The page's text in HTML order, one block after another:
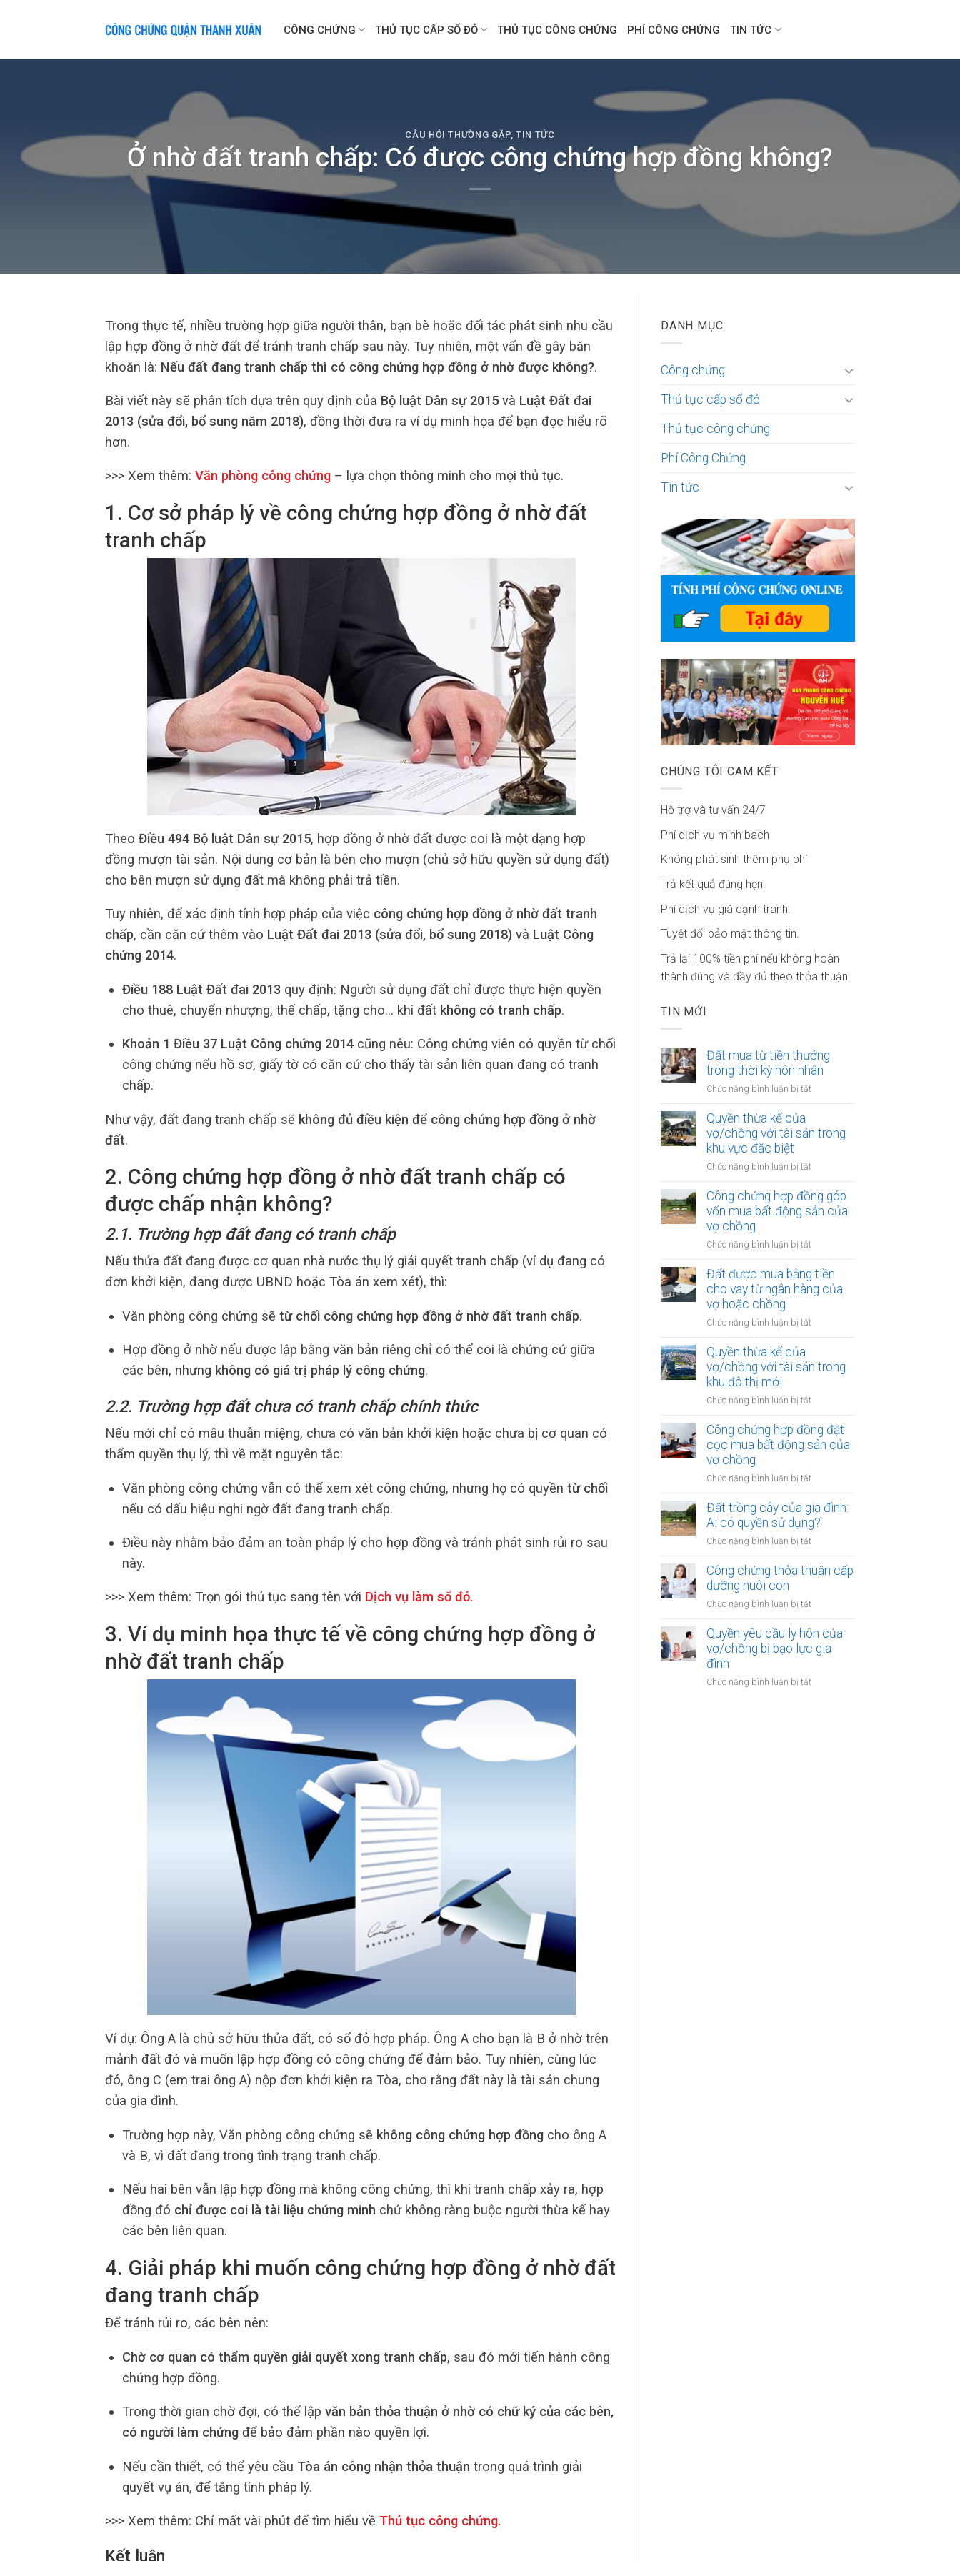
CÔNG CHỨNG THỦ TỤC CẤP SỔ ĐỎ THỦ TỤC CÔNG CHỨNG PHÍ CÔNG CHỨNG TIN TỨC
CÂU HỎI THƯỜNG GẶP,TIN TỨC
Ở nhờ đất tranh chấp: Có được công chứng hợp đồng không?
Trong thực tế, nhiều trường hợp giữa người thân, bạn bè hoặc đối tác phát sinh nhu cầu
lập hợp đồng ở nhờ đất để tránh tranh chấp sau này. Tuy nhiên, một vấn đề gây băn
khoăn là: Nếu đất đang tranh chấp thì có công chứng hợp đồng ở nhờ được không?.
Bài viết này sẽ phân tích dựa trên quy định của Bộ luật Dân sự 2015và Luật Đất đai
2013 (sửa đổi, bổ sung năm 2018), đồng thời đưa ra ví dụ minh họa để bạn đọc hiểu rõ
hơn.
>>> Xem thêm: Văn phòng công chứng – lựa chọn thông minh cho mọi thủ tục.
1. Cơ sở pháp lý về công chứng hợp đồng ở nhờ đất
tranh chấp
Theo Điều 494 Bộ luật Dân sự 2015, hợp đồng ở nhờ đất được coi là một dạng hợp
đồng mượn tài sản. Nội dung cơ bản là bên cho mượn (chủ sở hữu quyền sử dụng đất)
cho bên mượn sử dụng đất mà không phải trả tiền.
Tuy nhiên, để xác định tính hợp pháp của việc công chứng hợp đồng ở nhờ đất tranh
chấp, cần căn cứ thêm vào Luật Đất đai 2013 (sửa đổi, bổ sung 2018) và Luật Công
chứng 2014.
Điều 188 Luật Đất đai 2013quy định: Người sử dụng đất chỉ được thực hiện quyền
cho thuê, chuyển nhượng, thế chấp, tặng cho… khi đất không có tranh chấp.
Khoản 1 Điều 37 Luật Công chứng 2014cũng nêu: Công chứng viên có quyền từ chối
công chứng nếu hồ sơ, giấy tờ có căn cứ cho thấy tài sản liên quan đang có tranh
chấp.
Như vậy, đất đang tranh chấp sẽ không đủ điều kiện để công chứng hợp đồng ở nhờ
đất.
2. Công chứng hợp đồng ở nhờ đất tranh chấp có
được chấp nhận không?
2.1. Trường hợp đất đang có tranh chấp
Nếu thửa đất đang được cơ quan nhà nước thụ lý giải quyết tranh chấp (ví dụ đang có
đơn khởi kiện, đang được UBND hoặc Tòa án xem xét), thì:
Văn phòng công chứng sẽ từ chối công chứng hợp đồng ở nhờ đất tranh chấp.
Hợp đồng ở nhờ nếu được lập bằng văn bản riêng chỉ có thể coi là chứng cứ giữa
các bên, nhưng không có giá trị pháp lý công chứng.
2.2. Trường hợp đất chưa có tranh chấp chính thức
Nếu mới chỉ có mâu thuẫn miệng, chưa có văn bản khởi kiện hoặc chưa bị cơ quan có
thẩm quyền thụ lý, thì về mặt nguyên tắc:
Văn phòng công chứng vẫn có thể xem xét công chứng, nhưng họ có quyền từ chối
nếu có dấu hiệu nghi ngờ đất đang tranh chấp.
Điều này nhằm bảo đảm an toàn pháp lý cho hợp đồng và tránh phát sinh rủi ro sau
này.
>>> Xem thêm: Trọn gói thủ tục sang tên với Dịch vụ làm sổ đỏ.
3. Ví dụ minh họa thực tế về công chứng hợp đồng ở
nhờ đất tranh chấp
Ví dụ: Ông A là chủ sở hữu thửa đất, có sổ đỏ hợp pháp. Ông A cho bạn là B ở nhờ trên
mảnh đất đó và muốn lập hợp đồng có công chứng để đảm bảo. Tuy nhiên, cùng lúc
đó, ông C (em trai ông A) nộp đơn khởi kiện ra Tòa, cho rằng đất này là tài sản chung
của gia đình.
Trường hợp này, Văn phòng công chứng sẽ không công chứng hợp đồngcho ông A
và B, vì đất đang trong tình trạng tranh chấp.
Nếu hai bên vẫn lập hợp đồng mà không công chứng, thì khi tranh chấp xảy ra, hợp
đồng đó chỉ được coi là tài liệu chứng minh chứ không ràng buộc người thừa kế hay
các bên liên quan.
4. Giải pháp khi muốn công chứng hợp đồng ở nhờ đất
đang tranh chấp
Để tránh rủi ro, các bên nên:
Chờ cơ quan có thẩm quyền giải quyết xong tranh chấp, sau đó mới tiến hành công
chứng hợp đồng.
Trong thời gian chờ đợi, có thể lập văn bản thỏa thuận ở nhờ có chữ ký của các bên,
có người làm chứngđể bảo đảm phần nào quyền lợi.
Nếu cần thiết, có thể yêu cầu Tòa án công nhận thỏa thuận trong quá trình giải
quyết vụ án, để tăng tính pháp lý.
>>> Xem thêm: Chỉ mất vài phút để tìm hiểu về Thủ tục công chứng.
Kết luận
DANH MỤC
Công chứng
Thủ tục cấp sổ đỏ
Thủ tục công chứng
Phí Công Chứng
Tin tức
CHÚNG TÔI CAM KẾT
Hỗ trợ và tư vấn 24/7
Phí dịch vụ minh bach
Không phát sinh thêm phụ phí
Trả kết quả đúng hẹn.
Phí dịch vụ giá cạnh tranh.
Tuyệt đối bảo mật thông tin.
Trả lại 100% tiền phí nếu không hoàn
thành đúng và đầy đủ theo thỏa thuận.
TIN MỚI
Đất mua từ tiền thưởng
trong thời kỳ hôn nhân
Chức năng bình luận bị tắt
từ
trong
kỳ
hôn
Quyền thừa kế của
vợ/chồng với tài sản trong
khu vực đặc biệt
Chức năng bình luận bị tắt
thừa
kế
với
sản
trong
Công chứng hợp đồng góp
vốn mua bất động sản của
vợ chồng
Chức năng bình luận bị tắt
chứng
hợp
đồng
vốn
động
Đất được mua bằng tiền
cho vay từ ngân hàng của
vợ hoặc chồng
Chức năng bình luận bị tắt
mua
cho
từ
ngân
chồng
Quyền thừa kế của
vợ/chồng với tài sản trong
khu đô thị mới
Chức năng bình luận bị tắt
thừa
kế
với
sản
trong
mới
Công chứng hợp đồng đặt
cọc mua bất động sản của
vợ chồng
Chức năng bình luận bị tắt
chứng
hợp
đồng
đặt
mua
vợ
chồng
Đất trồng cây của gia đình:
Ai có quyền sử dụng?
Chức năng bình luận bị tắt
trồng
gia
Ai
có
Công chứng thỏa thuận cấp
dưỡng nuôi con
Chức năng bình luận bị tắt
chứng
thỏa
thuận
dưỡng
Quyền yêu cầu ly hôn của
vợ/chồng bị bạo lực gia
đình
Chức năng bình luận bị tắt